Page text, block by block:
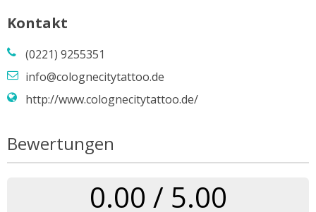
Kontakt
(0221) 9255351
info@colognecitytattoo.de
http://www.colognecitytattoo.de/
Bewertungen
0.00 / 5.00